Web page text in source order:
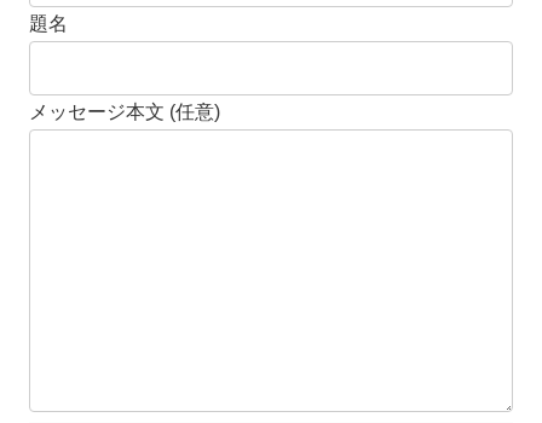
題名
メッセージ本文 (任意)